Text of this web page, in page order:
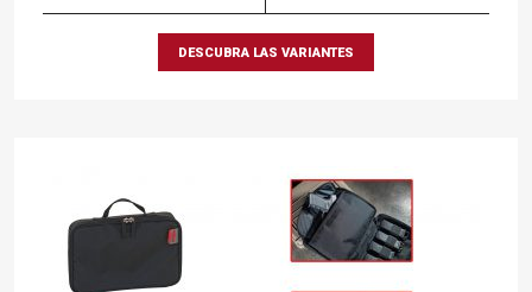
DESCUBRA LAS VARIANTES